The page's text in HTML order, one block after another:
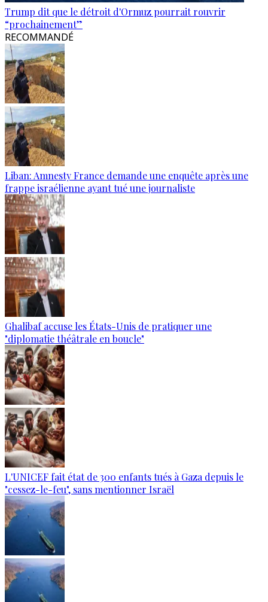
Trump dit que le détroit d'Ormuz pourrait rouvrir
“prochainement”
RECOMMANDÉ
Liban: Amnesty France demande une enquête après une
frappe israélienne ayant tué une journaliste
Ghalibaf accuse les États-Unis de pratiquer une
"diplomatie théâtrale en boucle"
L'UNICEF fait état de 300 enfants tués à Gaza depuis le
"cessez-le-feu", sans mentionner Israël